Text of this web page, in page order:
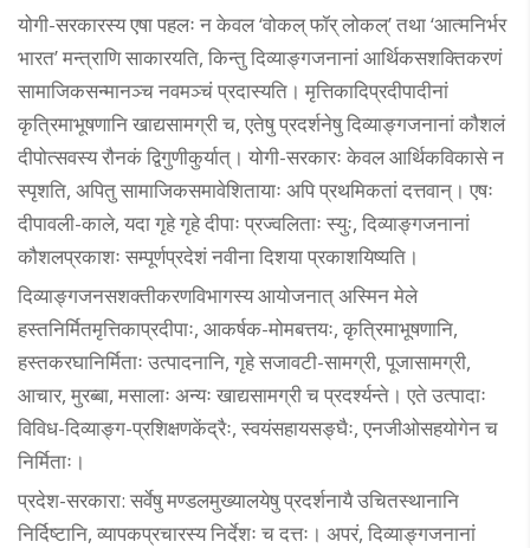
योगी-सरकारस्य एषा पहलः न केवल ‘वोकल् फॉर् लोकल्’ तथा ‘आत्मनिर्भर
भारत’ मन्त्राणि साकारयति, किन्तु दिव्याङ्गजनानां आर्थिकसशक्तिकरणं
सामाजिकसन्मानञ्च नवमञ्चं प्रदास्यति। मृत्तिकादिप्रदीपादीनां
कृत्रिमाभूषणानि खाद्यसामग्री च, एतेषु प्रदर्शनेषु दिव्याङ्गजनानां कौशलं
दीपोत्सवस्य रौनकं द्विगुणीकुर्यात्। योगी-सरकारः केवल आर्थिकविकासे न
स्पृशति, अपितु सामाजिकसमावेशितायाः अपि प्रथमिकतां दत्तवान्। एषः
दीपावली-काले, यदा गृहे गृहे दीपाः प्रज्वलिताः स्युः, दिव्याङ्गजनानां
कौशलप्रकाशः सम्पूर्णप्रदेशं नवीना दिशया प्रकाशयिष्यति।
दिव्याङ्गजनसशक्तीकरणविभागस्य आयोजनात् अस्मिन मेले
हस्तनिर्मितमृत्तिकाप्रदीपाः, आकर्षक-मोमबत्तयः, कृत्रिमाभूषणानि,
हस्तकरघानिर्मिताः उत्पादनानि, गृहे सजावटी-सामग्री, पूजासामग्री,
आचार, मुरब्बा, मसालाः अन्यः खाद्यसामग्री च प्रदर्श्यन्ते। एते उत्पादाः
विविध-दिव्याङ्ग-प्रशिक्षणकेंद्रैः, स्वयंसहायसङ्घैः, एनजीओसहयोगेन च
निर्मिताः।
प्रदेश-सरकारा: सर्वेषु मण्डलमुख्यालयेषु प्रदर्शनायै उचितस्थानानि
निर्दिष्टानि, व्यापकप्रचारस्य निर्देशः च दत्तः। अपरं, दिव्याङ्गजनानां